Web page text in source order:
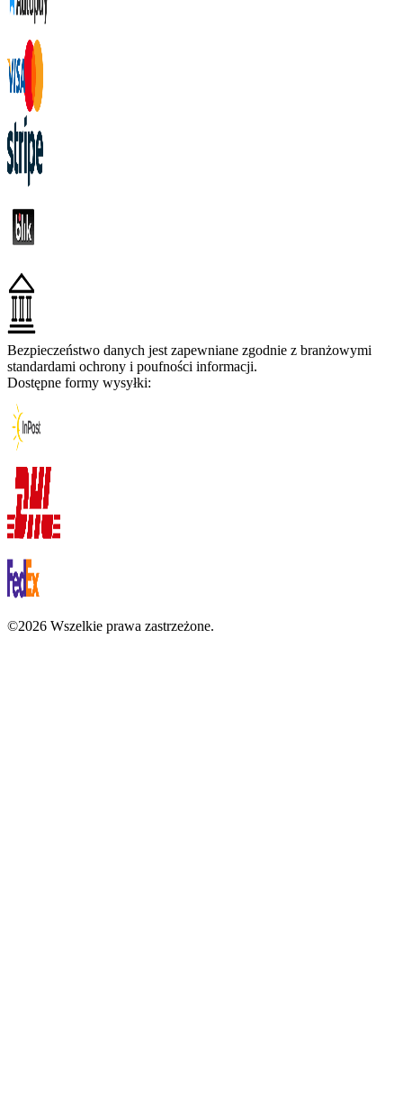
Bezpieczeństwo danych jest zapewniane zgodnie z branżowymi
standardami ochrony i poufności informacji.
Dostępne formy wysyłki:
©2026 Wszelkie prawa zastrzeżone.